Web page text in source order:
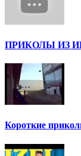
ПРИКОЛЫ ИЗ
Короткие